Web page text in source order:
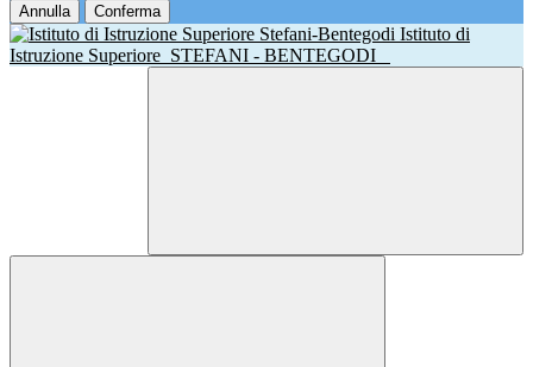
Annulla Conferma
Istituto di
Istruzione Superiore STEFANI - BENTEGODI